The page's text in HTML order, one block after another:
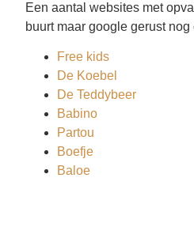
Een aantal websites met
buurt maar google gerust nog
Free kids
De Koebel
De Teddybeer
Babino
Partou
Boefje
Baloe